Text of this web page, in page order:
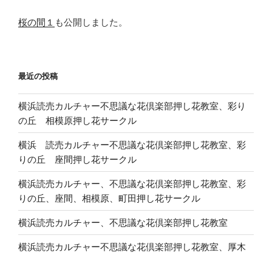
桜の間１ も公開しました。
最近の投稿
横浜読売カルチャー不思議な花倶楽部押し花教室、彩り
の丘 相模原押し花サークル
横浜 読売カルチャー不思議な花倶楽部押し花教室、彩
りの丘 座間押し花サークル
横浜読売カルチャー、不思議な花倶楽部押し花教室、彩
りの丘、座間、相模原、町田押し花サークル
横浜読売カルチャー、不思議な花倶楽部押し花教室
横浜読売カルチャー不思議な花倶楽部押し花教室、厚木